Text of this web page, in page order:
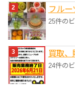
フル
25件の
買取、
24件の